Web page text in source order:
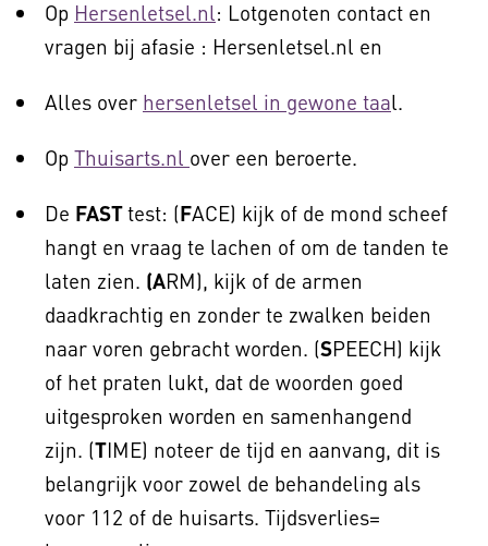
Op Hersenletsel.nl: Lotgenoten contact en
vragen bij afasie : Hersenletsel.nl en
Alles over hersenletsel in gewone taal.
Op Thuisarts.nl over een beroerte.
De FASTtest: (FACE) kijk of de mond scheef
hangt en vraag te lachen of om de tanden te
laten zien. (ARM), kijk of de armen
daadkrachtig en zonder te zwalken beiden
naar voren gebracht worden. (SPEECH) kijk
of het praten lukt, dat de woorden goed
uitgesproken worden en samenhangend
zijn. (TIME) noteer de tijd en aanvang, dit is
belangrijk voor zowel de behandeling als
voor 112 of de huisarts. Tijdsverlies=